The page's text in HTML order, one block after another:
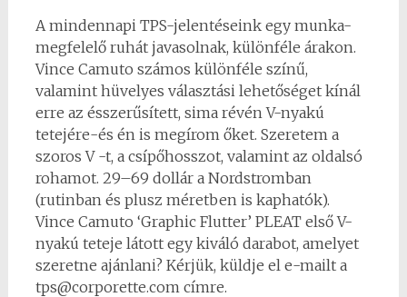
A mindennapi TPS-jelentéseink egy munka-
megfelelő ruhát javasolnak, különféle árakon.
Vince Camuto számos különféle színű,
valamint hüvelyes választási lehetőséget kínál
erre az ésszerűsített, sima révén V-nyakú
tetejére-és én is megírom őket. Szeretem a
szoros V -t, a csípőhosszot, valamint az oldalsó
rohamot. 29–69 dollár a Nordstromban
(rutinban és plusz méretben is kaphatók).
Vince Camuto ‘Graphic Flutter’ PLEAT első V-
nyakú teteje látott egy kiváló darabot, amelyet
szeretne ajánlani? Kérjük, küldje el e-mailt a
tps@corporette.com címre.